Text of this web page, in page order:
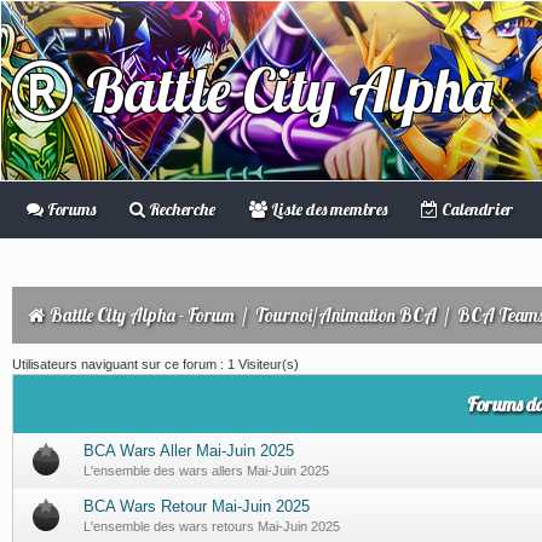
Battle City Alpha
Forums Recherche Liste des membres Calendrier
Battle City Alpha - Forum/ Tournoi/Animation BCA / BCA
Utilisateurs naviguant sur ce forum : 1 Visiteur(s)
Forums
BCA Wars Aller Mai-Juin 2025
L'ensemble des wars allers Mai-Juin 2025
BCA Wars Retour Mai-Juin 2025
L'ensemble des wars retours Mai-Juin 2025